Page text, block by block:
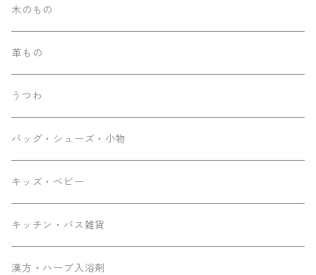
木のもの
革もの
うつわ
バッグ・シューズ・小物
キッズ・ベビー
キッチン・バス雑貨
漢方・ハーブ入浴剤